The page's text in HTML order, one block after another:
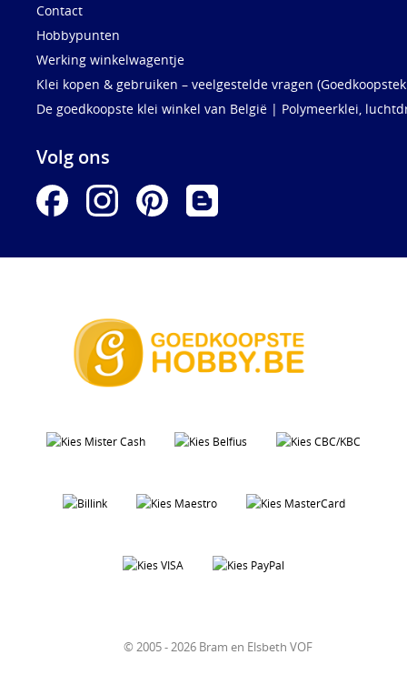
Contact
Hobbypunten
Werking winkelwagentje
Klei kopen & gebruiken – veelgestelde vragen
De goedkoopste klei winkel van België | Polymeerklei,
Volg ons
© 2005 - 2026 Bram en Elsbeth VOF